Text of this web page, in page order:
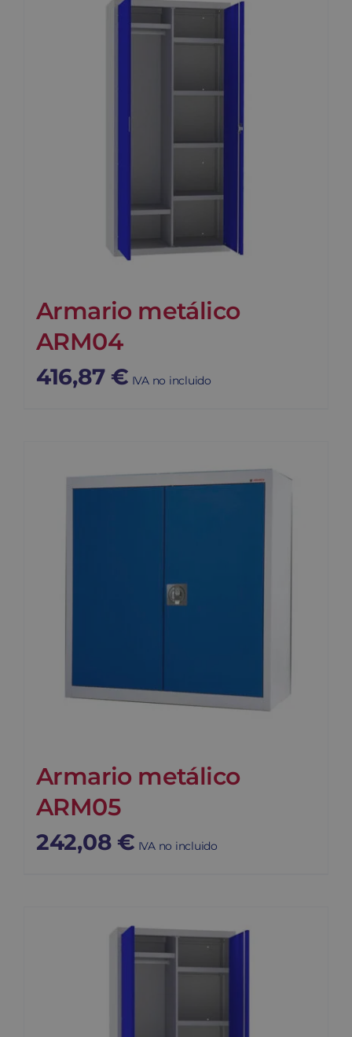
Armario metálico
ARM04
416,87 € IVA no incluido
Armario metálico
ARM05
242,08 € IVA no incluido